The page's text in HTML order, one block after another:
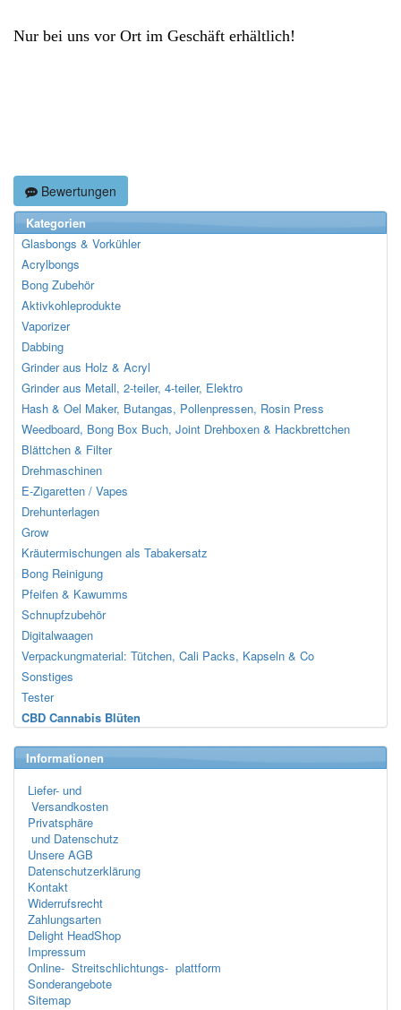
Nur bei uns vor Ort im Geschäft erhältlich!
Bewertungen
Kategorien
Glasbongs & Vorkühler
Acrylbongs
Bong Zubehör
Aktivkohleprodukte
Vaporizer
Dabbing
Grinder aus Holz & Acryl
Grinder aus Metall, 2-teiler, 4-teiler, Elektro
Hash & Oel Maker, Butangas, Pollenpressen, Rosin Press
Weedboard, Bong Box Buch, Joint Drehboxen & Hackbrettchen
Blättchen & Filter
Drehmaschinen
E-Zigaretten / Vapes
Drehunterlagen
Grow
Kräutermischungen als Tabakersatz
Bong Reinigung
Pfeifen & Kawumms
Schnupfzubehör
Digitalwaagen
Verpackungmaterial: Tütchen, Cali Packs, Kapseln & Co
Sonstiges
Tester
CBD Cannabis Blüten
Informationen
Liefer- und
Versandkosten
Privatsphäre
und Datenschutz
Unsere AGB
Datenschutzerklärung
Kontakt
Widerrufsrecht
Zahlungsarten
Delight HeadShop
Impressum
Online- Streitschlichtungs- plattform
Sonderangebote
Sitemap